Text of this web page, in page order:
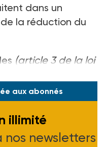
dans un
la réduction du
(article 3 de la loi
aux abonnés
illimité
nos newsletters